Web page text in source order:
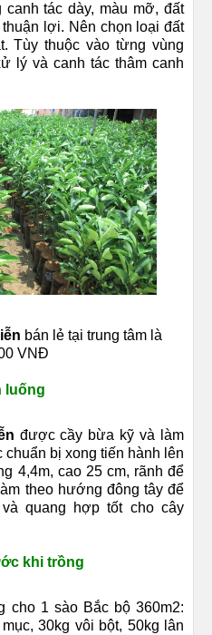
tác dày, màu mỡ, đất
lợi. Nên chọn loại đất
Tùy thuộc vào từng vùng
lý và canh tác thâm canh
bán lẻ tại trung tâm là
VNĐ
luống
được cầy bừa kỹ và làm
bị xong tiến hành lên
4,4m, cao 25 cm, rãnh để
theo hướng đông tây để
quang hợp tốt cho cây
khi trồng
cho 1 sào Bắc bộ 360m2:
30kg vôi bột, 50kg lân